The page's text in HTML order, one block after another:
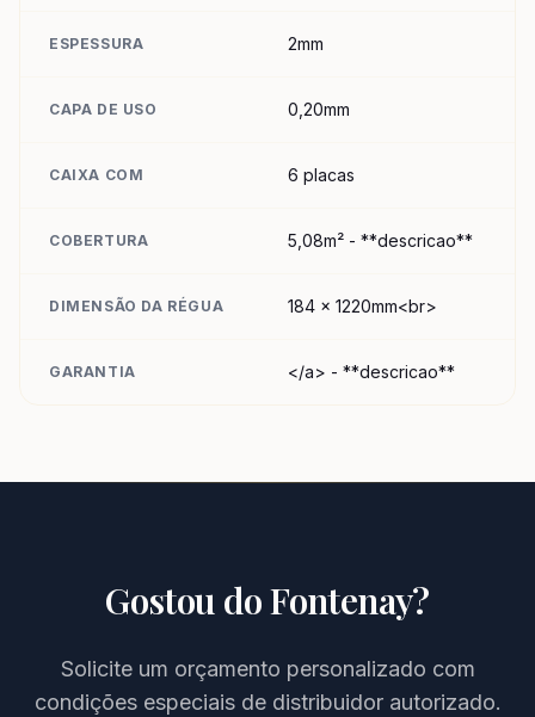
ESPESSURA 2mm
CAPA DE USO 0,20mm
CAIXA COM 6 placas
COBERTURA 5,08m² - **descricao**
DIMENSÃO DA RÉGUA 184 x 1220mm<br>
GARANTIA </a> - **descricao**
Gostou doFontenay?
Solicite um orçamento personalizado com
condições especiais de distribuidor autorizado.